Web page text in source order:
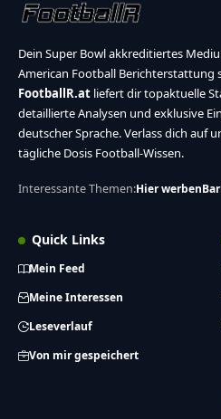
Dein Super Bowl akkreditiertes
American Football Berichterstattung
FootballR.at liefert dir topaktuelle
detaillierte Analysen und exklusive
deutscher Sprache. Verlass dich auf
tägliche Dosis Football-Wissen.
Interessante Themen:Hier werben
Quick Links
Mein Feed
Meine Interessen
Leseverlauf
Von mir gespeichert